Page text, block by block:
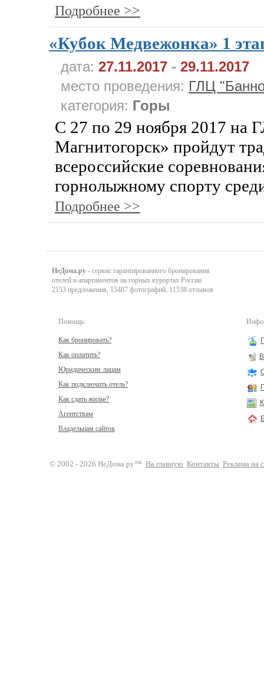
Подробнее >>
«Кубок Медвежонка» 1
дата: 27.11.2017 - 29.11.2017
место проведения: ГЛЦ
категория: Горы
С 27 по 29 ноября 2017 на
Магнитогорск» пройдут
всероссийские
горнолыжному спорту
Подробнее >>
НеДома.ру - сервис гарантированного бронирования
отелей и апартаментов на горных курортах России
2153 предложения, 15487 фотографий, 11538 отзывов
Помощь:
Как бронировать?
Как оплатить?
Юридическим лицам
Как подключить отель?
Как сдать жилье?
Агентствам
Владельцам сайтов
© 2002 - 2026 НеДома.ру™ На главную Контакты Реклама на